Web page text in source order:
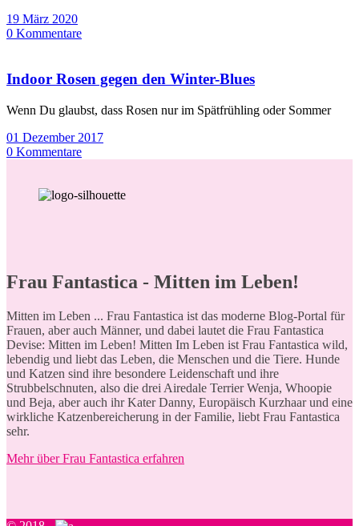
19 März 2020
0 Kommentare
Indoor Rosen gegen den Winter-Blues
Wenn Du glaubst, dass Rosen nur im Spätfrühling oder Sommer
01 Dezember 2017
0 Kommentare
Frau Fantastica - Mitten im Leben!
Mitten im Leben ... Frau Fantastica ist das moderne Blog-Portal für
Frauen, aber auch Männer, und dabei lautet die Frau Fantastica
Devise: Mitten im Leben! Mitten Im Leben ist Frau Fantastica wild,
lebendig und liebt das Leben, die Menschen und die Tiere. Hunde
und Katzen sind ihre besondere Leidenschaft und ihre
Strubbelschnuten, also die drei Airedale Terrier Wenja, Whoopie
und Beja, aber auch ihr Kater Danny, Europäisch Kurzhaar und eine
wirkliche Katzenbereicherung in der Familie, liebt Frau Fantastica
sehr.
Mehr über Frau Fantastica erfahren